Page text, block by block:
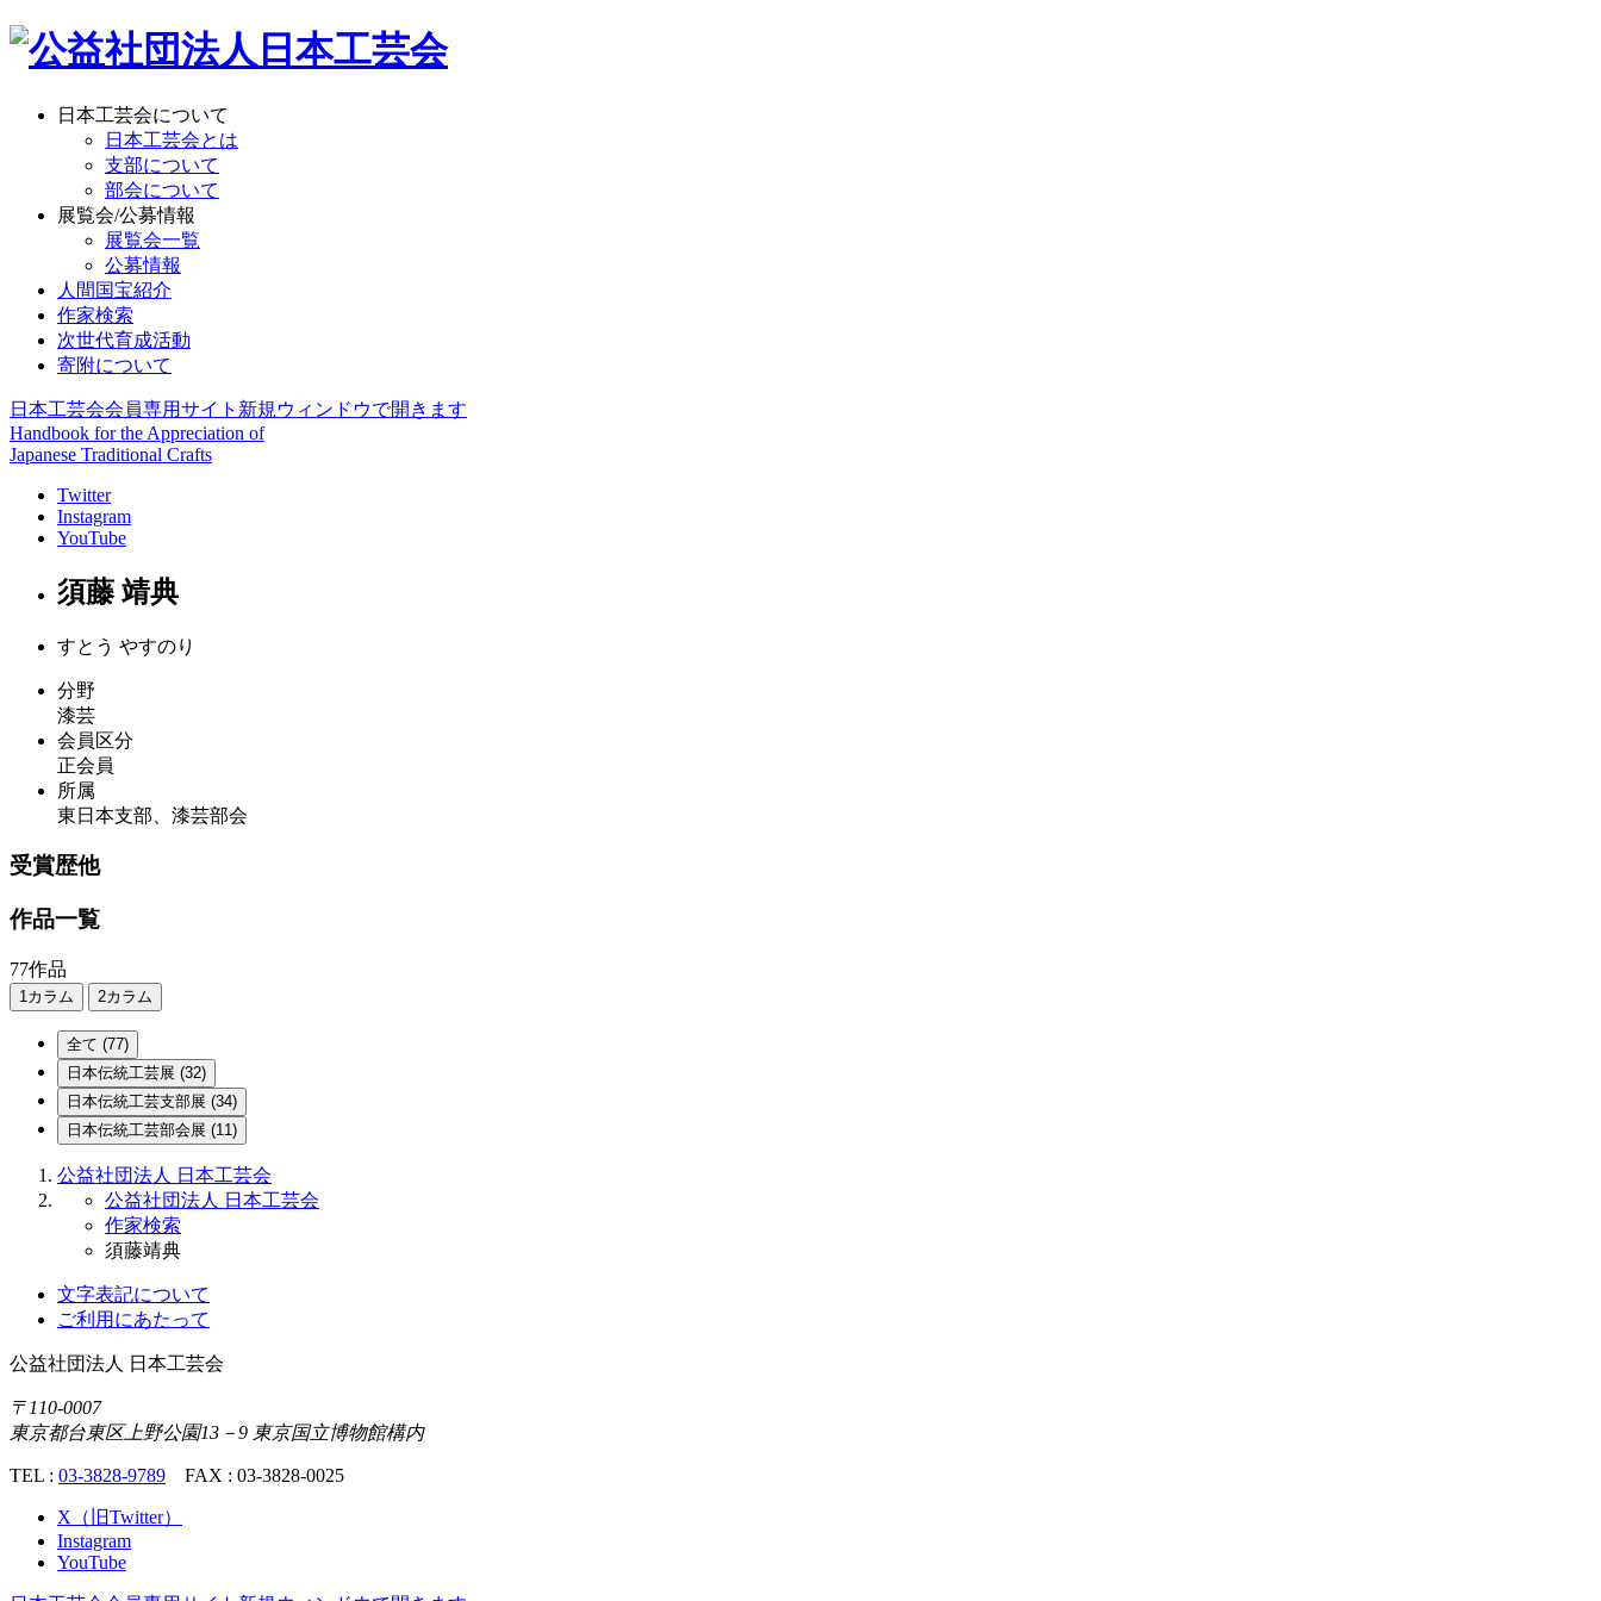
日本工芸会について
日本工芸会とは
支部について
部会について
展覧会/公募情報
展覧会一覧
公募情報
人間国宝紹介
作家検索
次世代育成活動
寄附について
日本工芸会会員専用サイト 新規ウィンドウで開きます
Handbook for the Appreciation of
Japanese Traditional Crafts
Twitter
Instagram
YouTube
須藤 靖典
すとう やすのり
分野
漆芸
会員区分
正会員
所属
東日本支部、漆芸部会
受賞歴他
作品一覧
77作品
1カラム 2カラム
全て (77)
日本伝統工芸展 (32)
日本伝統工芸支部展 (34)
日本伝統工芸部会展 (11)
公益社団法人 日本工芸会
公益社団法人 日本工芸会
作家検索
須藤靖典
文字表記について
ご利用にあたって
公益社団法人 日本工芸会
〒110-0007
東京都台東区上野公園13－9 東京国立博物館構内
TEL : 03-3828-9789 FAX : 03-3828-0025
X（旧Twitter）
Instagram
YouTube